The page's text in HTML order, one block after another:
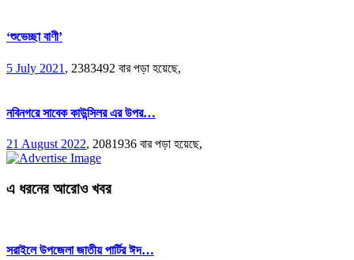
‘শুভেচ্ছা বাণী’
5 July 2021 , 2383492 বার পড়া হয়েছে,
নবিনগরে সাবেক কাউন্সিলর এর উপর…
21 August 2022, 2081936 বার পড়া হয়েছে,
এ ধরনের আরোও খবর
সরাইলে উপজেলা জাতীয় পার্টির ঈদ…